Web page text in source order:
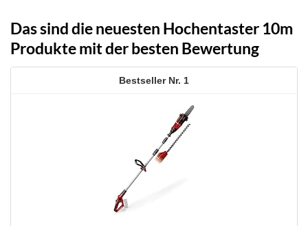
Das sind die neuesten Hochentaster 10m
Produkte mit der besten Bewertung
1